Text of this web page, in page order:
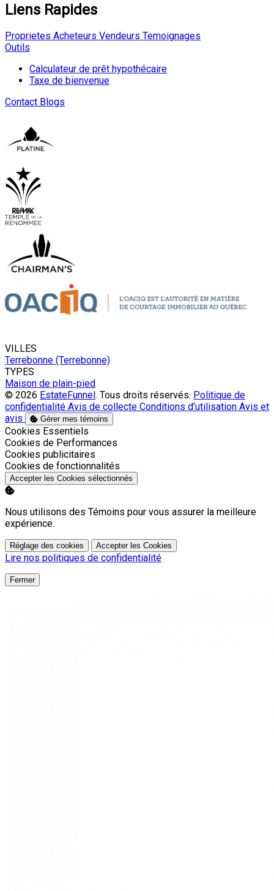
Liens Rapides
Proprietes Acheteurs Vendeurs Temoignages
Outils
Calculateur de prêt hypothécaire
Taxe de bienvenue
Contact Blogs
VILLES
Terrebonne (Terrebonne)
TYPES
Maison de plain-pied
© 2026 EstateFunnel . Tous droits réservés. Politique de
confidentialité Avis de collecte Conditions d’utilisation Avis et
avis
Gérer mes témoins
Activer
Cookies Essentiels
Activer
Cookies de Performances
Activer
Cookies publicitaires
Activer
Cookies de fonctionnalités
Accepter les Cookies sélectionnés
Nous utilisons des Témoins pour vous assurer la meilleure
expérience.
Réglage des cookies Accepter les Cookies
Lire nos politiques de confidentialité
Fermer